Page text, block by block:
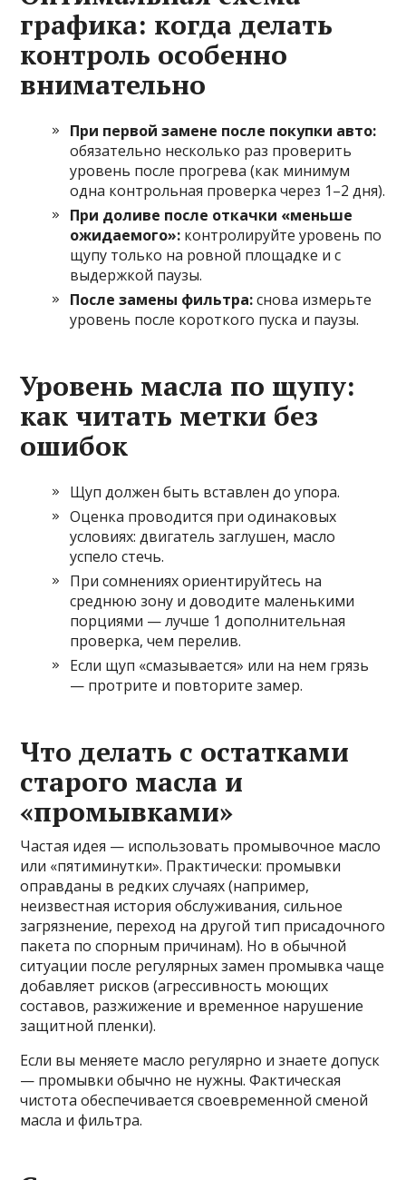
графика: когда делать
контроль особенно
внимательно
При первой замене после покупки авто:
обязательно несколько раз проверить
уровень после прогрева (как минимум
одна контрольная проверка через 1–2 дня).
При доливе после откачки «меньше
ожидаемого»: контролируйте уровень по
щупу только на ровной площадке и с
выдержкой паузы.
После замены фильтра:снова измерьте
уровень после короткого пуска и паузы.
Уровень масла по щупу:
как читать метки без
ошибок
Щуп должен быть вставлен до упора.
Оценка проводится при одинаковых
условиях: двигатель заглушен, масло
успело стечь.
При сомнениях ориентируйтесь на
среднюю зону и доводите маленькими
порциями — лучше 1 дополнительная
проверка, чем перелив.
Если щуп «смазывается» или на нем грязь
— протрите и повторите замер.
Что делать с остатками
старого масла и
«промывками»
Частая идея — использовать промывочное масло
или «пятиминутки». Практически: промывки
оправданы в редких случаях (например,
неизвестная история обслуживания, сильное
загрязнение, переход на другой тип присадочного
пакета по спорным причинам). Но в обычной
ситуации после регулярных замен промывка чаще
добавляет рисков (агрессивность моющих
составов, разжижение и временное нарушение
защитной пленки).
Если вы меняете масло регулярно и знаете допуск
— промывки обычно не нужны. Фактическая
чистота обеспечивается своевременной сменой
масла и фильтра.